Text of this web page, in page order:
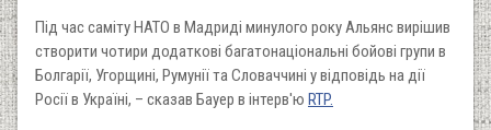
Під час саміту НАТО в Мадриді минулого року Альянс вирішив
створити чотири додаткові багатонаціональні бойові групи в
Болгарії, Угорщині, Румунії та Словаччині у відповідь на дії
Росії в Україні, – сказав Бауер в інтерв'ю RTP.